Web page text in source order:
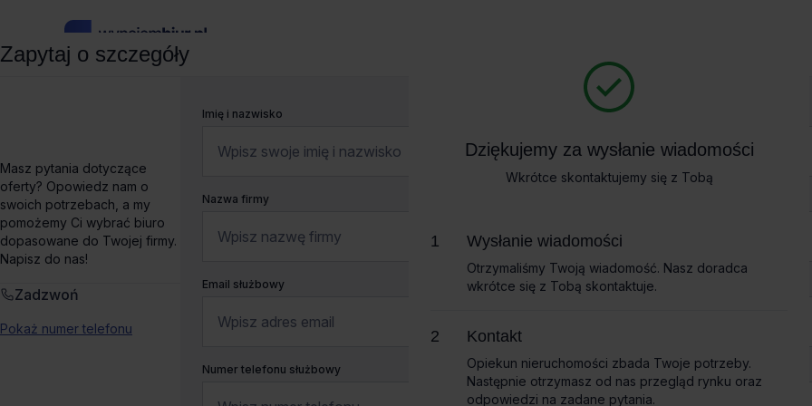
Biuro do wynajęcia ReSource
„Solidarności” 173, Warszawa, Wola
Liczne udogodnienia Blisko metra Dogodny dojazd
Dziękujemy za wysłanie wiadomości
Wkrótce skontaktujemy się z Tobą
Wysłanie wiadomości
Otrzymaliśmy Twoją wiadomość. Nasz doradca
wkrótce się z Tobą skontaktuje.
Kontakt
Opiekun nieruchomości zbada Twoje potrzeby.
Następnie otrzymasz od nas przegląd rynku oraz
odpowiedzi na zadane pytania.
Zapytaj o szczegóły
Masz pytania dotyczące
oferty? Opowiedz nam o
swoich potrzebach, a my
pomożemy Ci wybrać biuro
dopasowane do Twojej firmy.
Napisz do nas!
Zadzwoń
Pokaż numer telefonu
Imię i nazwisko
Nazwa firmy
Email służbowy
Numer telefonu służbowy
Dziękujemy za wysłanie wiadomości
Wkrótce skontaktujemy się z Tobą
Wysłanie wiadomości
Otrzymaliśmy Twoją wiadomość. Nasz doradca
wkrótce się z Tobą skontaktuje.
Kontakt
Opiekun nieruchomości zbada Twoje potrzeby.
Następnie otrzymasz od nas przegląd rynku oraz
odpowiedzi na zadane pytania.